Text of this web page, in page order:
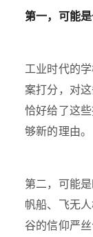
第一，可能是
工业时代的
案打分，对
恰好给了这
够新的理由。
第二，可能
帆船、飞无
谷的信仰严